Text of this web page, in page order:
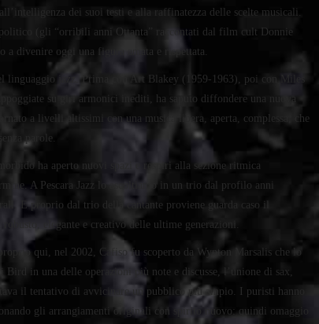
dei suoi testi e alla raffinatezza delle scelte musicali.
(gli “orribili anni Ottanta” raccontati dal film cult Donnie
divenire oggi una figura amata e rispettata.
jazz. Prima con Art Blakey (1959-1963), poi con Miles
su giri armonici inediti, ha saputo diffondere una nuova
a livelli altissimi con una musica libera, aperta, complessa, che
parole.
ha aperto nuovi spazi e respiri alla sezione ritmica
A Pescara Jazz lo ascoltiamo in un trio dal profilo anni
E proprio dal trio della cantante proviene guarda caso il
elegante e creativo delle ultime generazioni.
qui, nel 2002, Cafiso fu scoperto da Wynton Marsalis che lo
in una delle operazioni più note e discusse, l’unione di sax,
il tentativo di avvicinare un pubblico più ampio. I puristi hanno
gli arrangiamenti originali con spirito nuovo: quindi omaggio